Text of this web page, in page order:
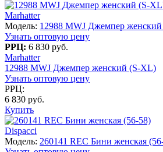
Marhatter
Модель: 12988 MWJ Джемпер
Узнать оптовую цену
РРЦ: 6 830 руб.
Marhatter
12988 MWJ Джемпер женский (S-XL)
Узнать оптовую цену
РРЦ:
6 830 руб.
Купить
Dispacci
Модель: 260141 REC Бини женская